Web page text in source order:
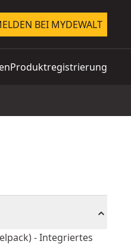
BEI MYDEWALT
Produktregistrierung
- Integriertes